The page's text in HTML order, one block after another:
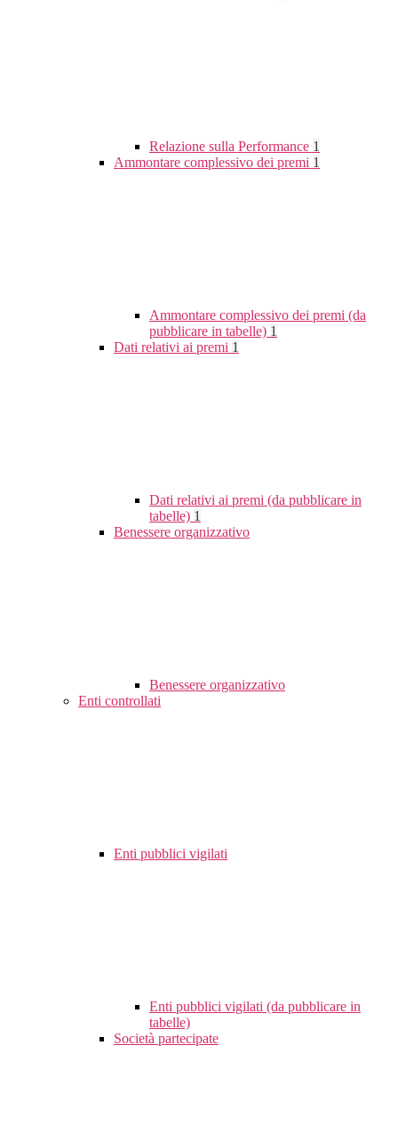
Relazione sulla Performance 1
Ammontare complessivo dei premi 1
Ammontare complessivo dei premi (da
pubblicare in tabelle) 1
Dati relativi ai premi 1
Dati relativi ai premi (da pubblicare in
tabelle) 1
Benessere organizzativo
Benessere organizzativo
Enti controllati
Enti pubblici vigilati
Enti pubblici vigilati (da pubblicare in
tabelle)
Società partecipate